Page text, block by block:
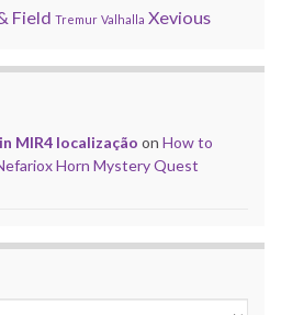
Field Tremur Valhalla Xevious
MIR4 localização on How to
Horn Mystery Quest